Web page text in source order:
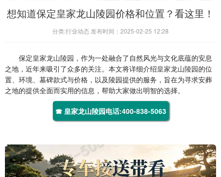
想知道保定皇家龙山陵园价格和位置？看这里！
分类:行业动态 发布时间：2025-02-25 12:28
保定皇家龙山陵园 ，作为一处融合了自然风光与文化底蕴的安息
之地，近年来吸引了众多的关注。本文将详细介绍皇家龙山陵园的位
置、环境、墓碑款式与价格，以及陵园提供的服务，旨在为寻求安葬
之地的提供全面而实用的信息，帮助大家做出明智的选择。
☎ 皇家龙山陵园电话:400-838-5063